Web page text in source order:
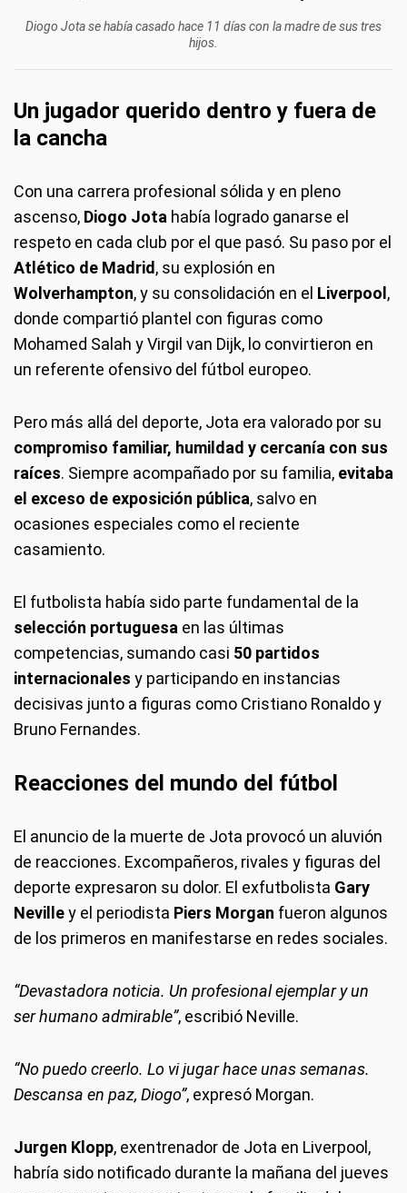
Diogo Jota se había casado hace 11 días con la madre de sus tres
hijos.
Un jugador querido dentro y fuera de
la cancha
Con una carrera profesional sólida y en pleno
ascenso, Diogo Jota había logrado ganarse el
respeto en cada club por el que pasó. Su paso por el
Atlético de Madrid , su explosión en
Wolverhampton, y su consolidación en el Liverpool ,
donde compartió plantel con figuras como
Mohamed Salah y Virgil van Dijk, lo convirtieron en
un referente ofensivo del fútbol europeo.
Pero más allá del deporte, Jota era valorado por su
compromiso familiar, humildad y cercanía con sus
raíces. Siempre acompañado por su familia, evitaba
el exceso de exposición pública, salvo en
ocasiones especiales como el reciente
casamiento.
El futbolista había sido parte fundamental de la
selección portuguesa en las últimas
competencias, sumando casi 50 partidos
internacionales y participando en instancias
decisivas junto a figuras como Cristiano Ronaldo y
Bruno Fernandes.
Reacciones del mundo del fútbol
El anuncio de la muerte de Jota provocó un aluvión
de reacciones. Excompañeros, rivales y figuras del
deporte expresaron su dolor. El exfutbolista Gary
Nevilley el periodista Piers Morgan fueron algunos
de los primeros en manifestarse en redes sociales.
“Devastadora noticia. Un profesional ejemplar y un
ser humano admirable”, escribió Neville.
“No puedo creerlo. Lo vi jugar hace unas semanas.
Descansa en paz, Diogo”, expresó Morgan.
Jurgen Klopp, exentrenador de Jota en Liverpool,
habría sido notificado durante la mañana del jueves